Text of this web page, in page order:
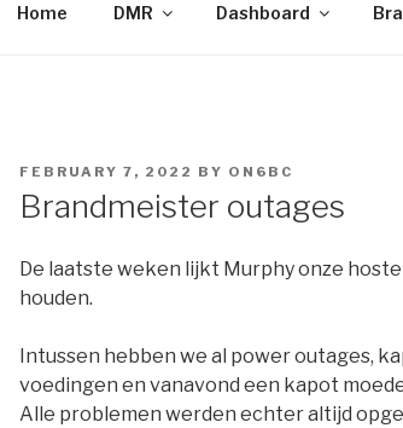
Home DMR Dashboard
POSTED
ON
FEBRUARY 7, 2022 BY ON6BC
Brandmeister outages
De laatste weken lijkt Murphy onze
houden.
Intussen hebben we al power outages,
voedingen en vanavond een kapot
Alle problemen werden echter altijd